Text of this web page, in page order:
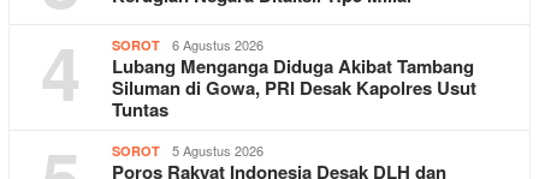
4 SOROT 6 Agustus 2026
Lubang Menganga Diduga Akibat Tambang
Siluman di Gowa, PRI Desak Kapolres Usut
Tuntas
SOROT 5 Agustus 2026
Poros Rakyat Indonesia Desak DLH dan